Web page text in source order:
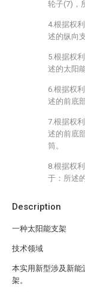
Description
一种太阳能支架
技术领域
本实用新型涉及新能
架。
轮子(7)，
4.根据权
述的纵向
5.根据权
述的太阳
6.根据权
述的前底
7.根据权
述的前底
筒。
8.根据权
于：所述